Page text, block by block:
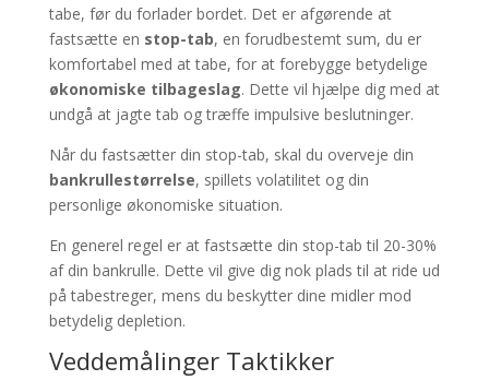
tabe, før du forlader bordet. Det er afgørende at
fastsætte en stop-tab, en forudbestemt sum, du er
komfortabel med at tabe, for at forebygge betydelige
økonomiske tilbageslag. Dette vil hjælpe dig med at
undgå at jagte tab og træffe impulsive beslutninger.
Når du fastsætter din stop-tab, skal du overveje din
bankrullestørrelse, spillets volatilitet og din
personlige økonomiske situation.
En generel regel er at fastsætte din stop-tab til 20-30%
af din bankrulle. Dette vil give dig nok plads til at ride ud
på tabestreger, mens du beskytter dine midler mod
betydelig depletion.
Veddemålinger Taktikker